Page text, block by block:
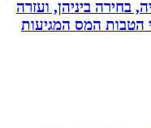
ביניהן, ועזרה
המס המגיעות